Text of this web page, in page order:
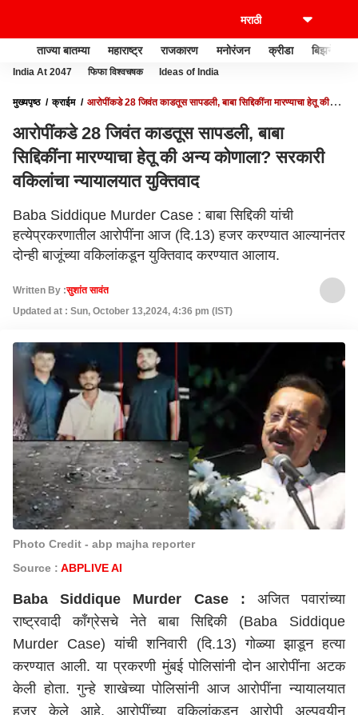
ताज्या बातम्या महाराष्ट्र राजकारण मनोरंजन क्रीडा बिझनेस
India At 2047 फिफा विश्वचषक Ideas of India
मुख्यपृष्ठ क्राईम
आरोपींकडे 28 जिवंत काडतूस सापडली, बाबा सिद्दिकींना मारण्याचा हेतू की
आरोपींकडे 28 जिवंत काडतूस सापडली, बाबा
सिद्दिकींना मारण्याचा हेतू की अन्य कोणाला? सरकारी
वकिलांचा न्यायालयात युक्तिवाद
Baba Siddique Murder Case : बाबा सिद्दिकी यांची
हत्येप्रकरणातील आरोपींना आज (दि.13) हजर करण्यात आल्यानंतर
दोन्ही बाजूंच्या वकिलांकडून युक्तिवाद करण्यात आलाय.
Written By :सुशांत सावंत
Updated at : Sun, October 13,2024, 4:36 pm (IST)
Photo Credit - abp majha reporter
Source : ABPLIVE AI
Baba Siddique Murder Case : अजित पवारांच्या
राष्ट्रवादी काँग्रेसचे नेते बाबा सिद्दिकी (Baba Siddique
Murder Case) यांची शनिवारी (दि.13) गोळ्या झाडून हत्या
करण्यात आली. या प्रकरणी मुंबई पोलिसांनी दोन आरोपींना अटक
केली होता. गुन्हे शाखेच्या पोलिसांनी आज आरोपींना न्यायालयात
हजर केले आहे. आरोपींच्या वकिलांकडून आरोपी अल्पवयीन